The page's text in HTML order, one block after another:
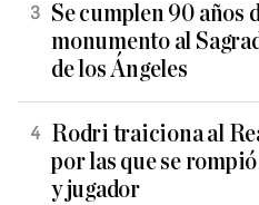
Se cumplen 90 años
monumento al
de los Ángeles
Rodri traiciona al
por las que se
y jugador